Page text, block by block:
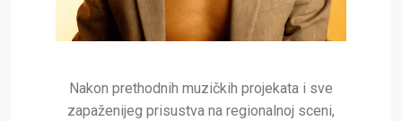
Nakon prethodnih muzičkih projekata i sve
zapaženijeg prisustva na regionalnoj sceni,